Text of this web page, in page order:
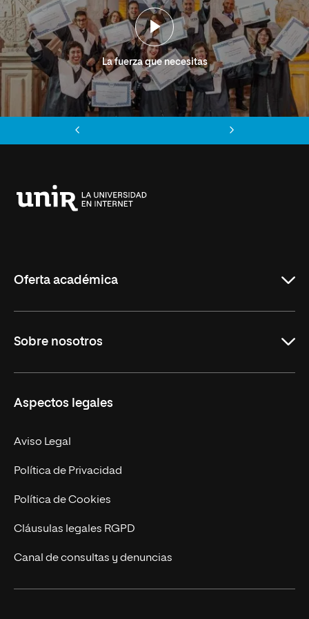
La fuerza que necesitas
Oferta académica
Másteres Oficiales
Doctorados
Experto Universitario
Postgrados
Cursos Universitarios
Sobre nosotros
Facultades
Nuestro Equipo
Trabaja en UNIR
Actualidad
UNIR Revista
Eventos
Aspectos legales
Aviso Legal
Política de Privacidad
Política de Cookies
Cláusulas legales RGPD
Canal de consultas y denuncias